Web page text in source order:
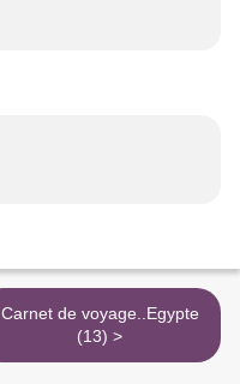
Carnet de voyage..Egypte
(13) >